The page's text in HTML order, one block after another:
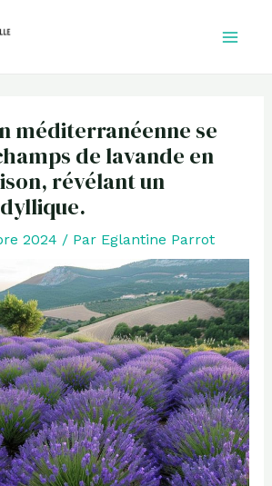
méditerranéenne se
de lavande en
révélant un
2024 / Par Eglantine Parrot